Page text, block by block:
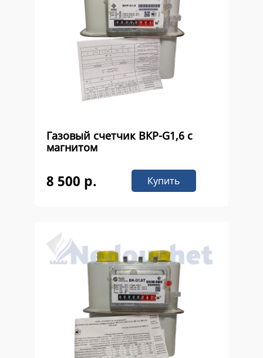
Газовый счетчик ВКР-G1,6 с
магнитом
8 500 р. Купить